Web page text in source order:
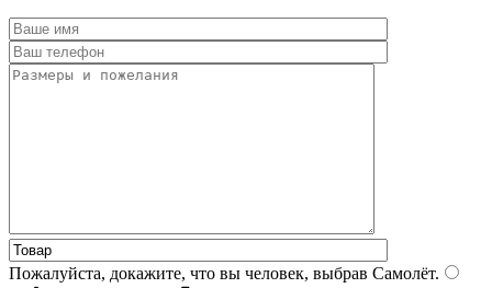
Пожалуйста, докажите, что вы человек, выбрав Самолёт.